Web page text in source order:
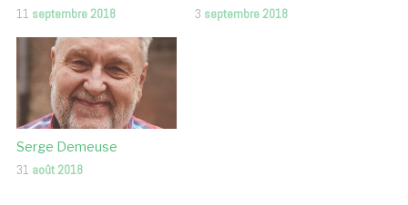
11 septembre 2018 3 septembre 2018
Serge Demeuse
31 août 2018